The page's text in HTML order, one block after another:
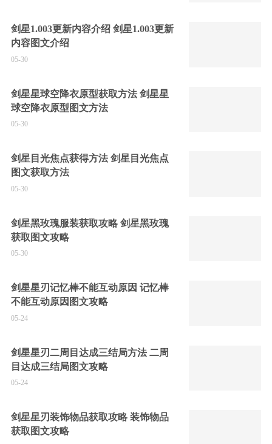
剑星1.003更新内容介绍 剑星1.003更新
内容图文介绍
05-30
剑星星球空降衣原型获取方法 剑星星
球空降衣原型图文方法
05-30
剑星目光焦点获得方法 剑星目光焦点
图文获取方法
05-30
剑星黑玫瑰服装获取攻略 剑星黑玫瑰
获取图文攻略
05-30
剑星星刃记忆棒不能互动原因 记忆棒
不能互动原因图文攻略
05-24
剑星星刃二周目达成三结局方法 二周
目达成三结局图文攻略
05-24
剑星星刃装饰物品获取攻略 装饰物品
获取图文攻略